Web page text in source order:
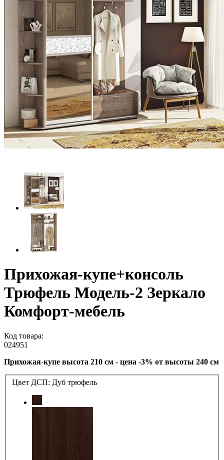
Прихожая-купе+консоль
Трюфель Модель-2 Зеркало
Комфорт-мебель
Код товара:
024951
Прихожая-купе высота 210 см - цена -3% от высоты 240 см
Цвет ДСП: Дуб трюфель